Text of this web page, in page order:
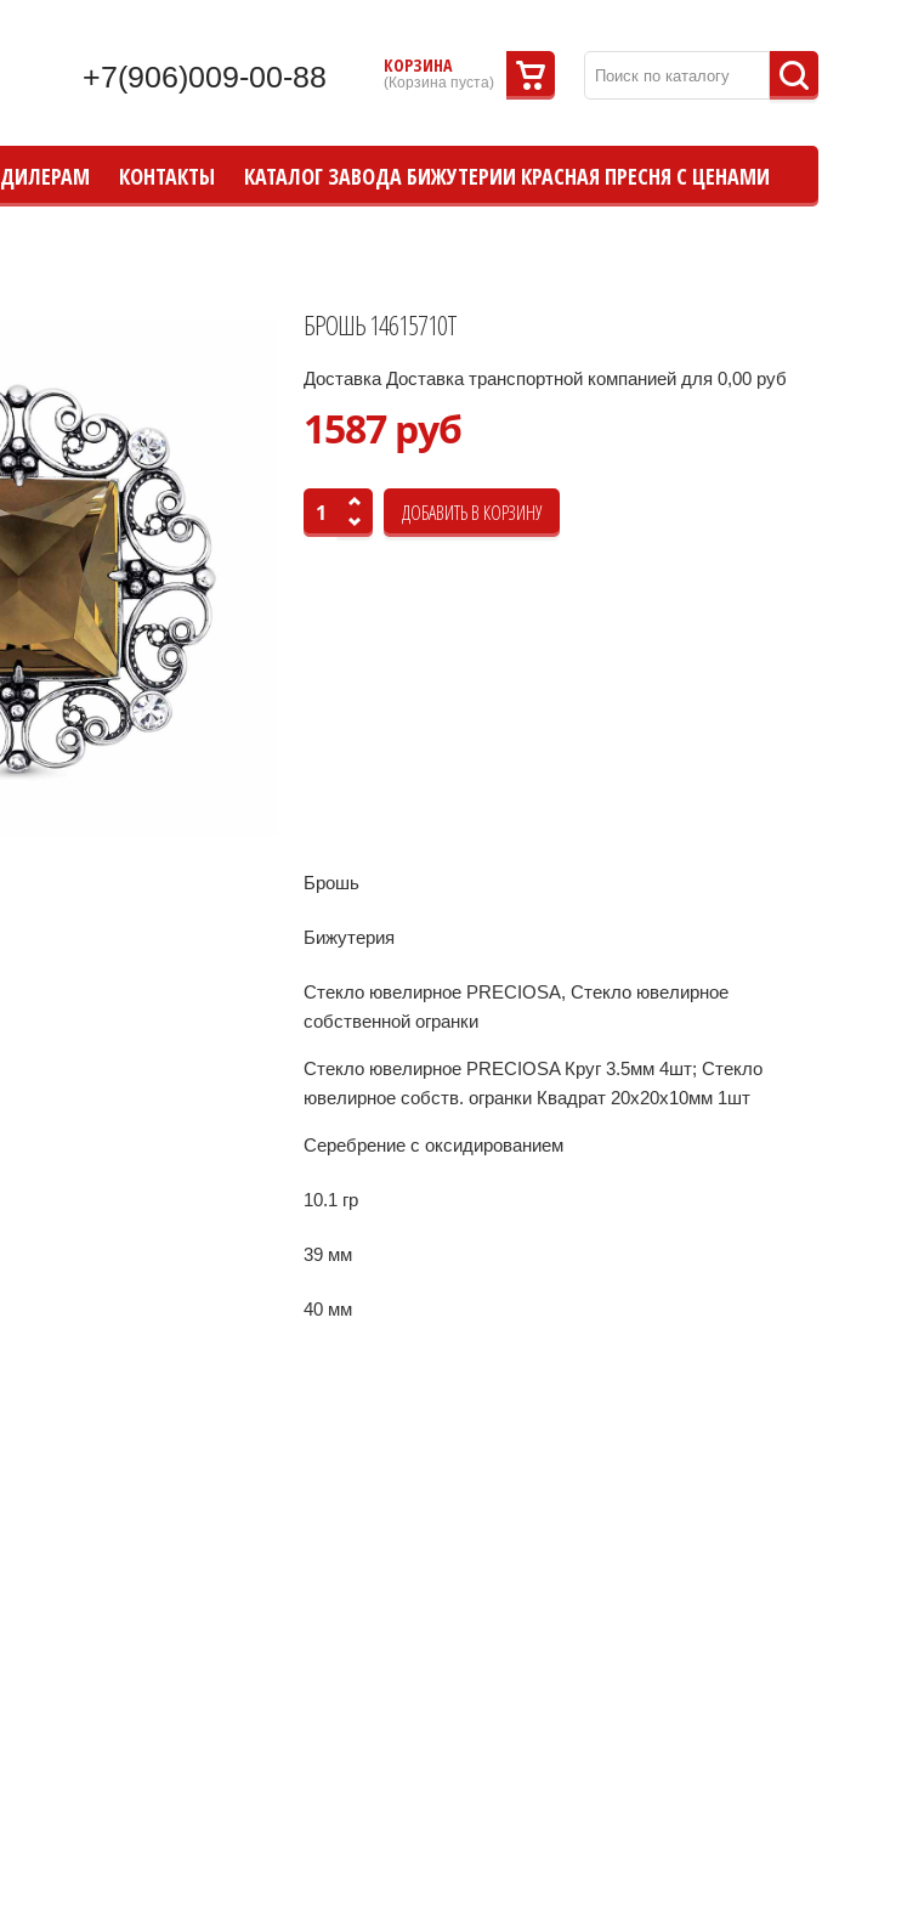
КОРЗИНА
(Корзина пуста)
+7(906)009-00-88
ДИЛЕРАМ КОНТАКТЫ КАТАЛОГ ЗАВОДА БИЖУТЕРИИ КРАСНАЯ ПРЕСНЯ С ЦЕНАМИ
БРОШЬ 14615710Т
Доставка Доставка транспортной компанией для 0,00 руб
1587 руб
Брошь
Бижутерия
Стекло ювелирное PRECIOSA, Стекло ювелирное
собственной огранки
Стекло ювелирное PRECIOSA Круг 3.5мм 4шт; Стекло
ювелирное собств. огранки Квадрат 20х20х10мм 1шт
Серебрение с оксидированием
10.1 гр
39 мм
40 мм